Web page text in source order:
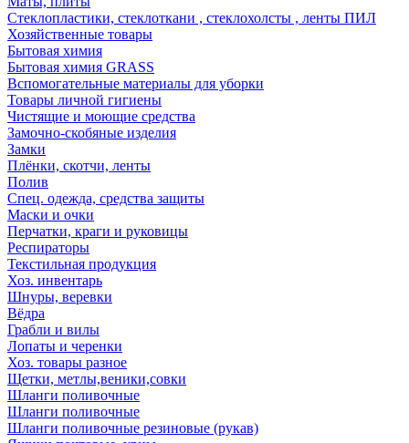
Стеклопластики, стеклоткани , стеклохолсты , ленты ПИЛ
Хозяйственные товары
Бытовая химия
Бытовая химия GRASS
Вспомогательные материалы для уборки
Товары личной гигиены
Чистящие и моющие средства
Замочно-скобяные изделия
Замки
Плёнки, скотчи, ленты
Полив
Спец. одежда, средства защиты
Маски и очки
Перчатки, краги и руковицы
Респираторы
Текстильная продукция
Хоз. инвентарь
Шнуры, веревки
Вёдра
Грабли и вилы
Лопаты и черенки
Хоз. товары разное
Щетки, метлы,веники,совки
Шланги поливочные
Шланги поливочные
Шланги поливочные резиновые (рукав)